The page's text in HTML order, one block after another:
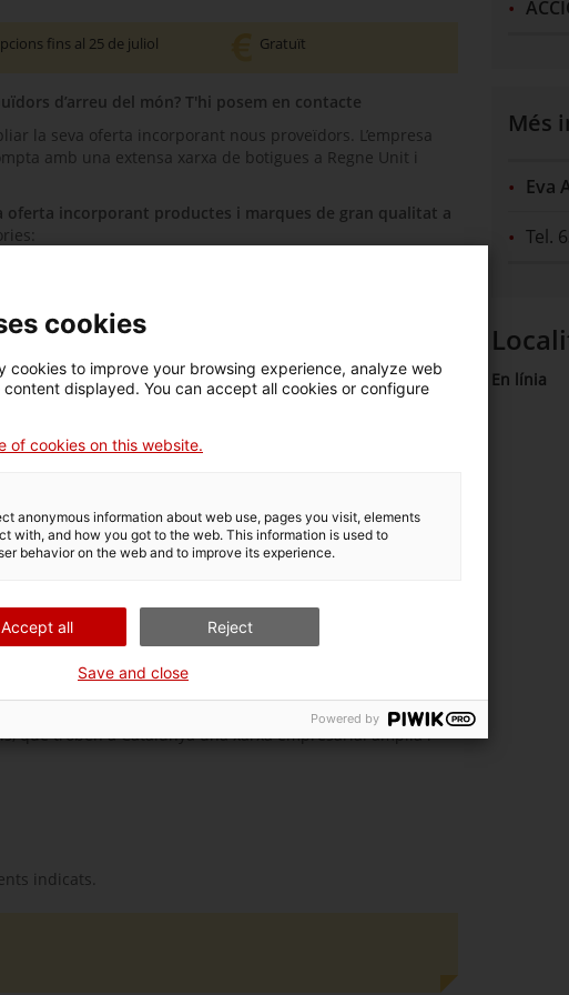
fins al 25 de juliol Gratuït
d’arreu del món? T'hi posem en contacte
la seva oferta incorporant nous proveïdors. L’empresa
amb una extensa xarxa de botigues a Regne Unit i
oferta incorporant productes i marques de gran qualitat a
mandarines, préssecs...).
alumini). Preferentment productes de marca blanca.
:
cara a cara.
d'ACCIÓ, escollirà els proveïdors que més s’adaptin a
una data i hora de reunió per tal que presentis els teus
per fer un seguiment adequat.
que troben a Catalunya una xarxa empresarial àmplia i
indicats.
Més
Eva
Tel.
En línia
cookies
cookies to improve your browsing experience, analyze web
displayed. You can accept all cookies or configure
of cookies on this website.
anonymous information about web use, pages you visit, elements
with, and how you got to the web. This information is used to
behavior on the web and to improve its experience.
Accept all Reject
Save and close
Powered by